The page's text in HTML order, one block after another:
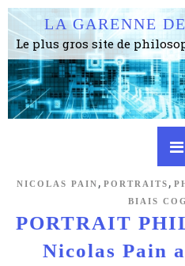
LA GARENNE
NICOLAS PAIN , PORTRAITS ,
BIAIS
PORTRAIT
Nicolas Pain